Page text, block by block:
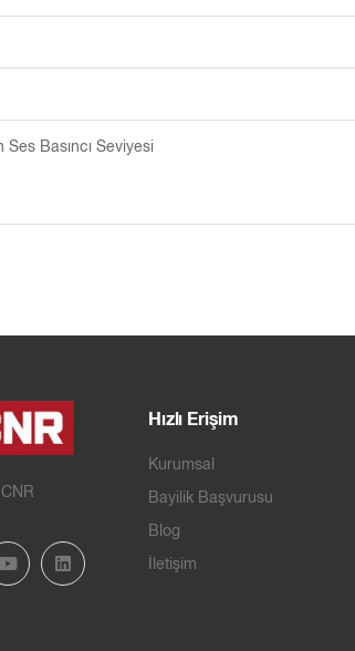
Ses Basıncı Seviyesi
Hızlı Erişim
Kurumsal
Bayilik Başvurusu
Blog
İletişim